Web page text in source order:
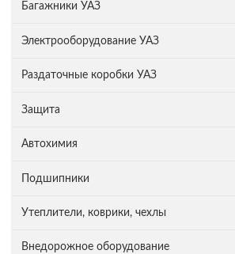
Багажники УАЗ
Электрооборудование УАЗ
Раздаточные коробки УАЗ
Защита
Автохимия
Подшипники
Утеплители, коврики, чехлы
Внедорожное оборудование